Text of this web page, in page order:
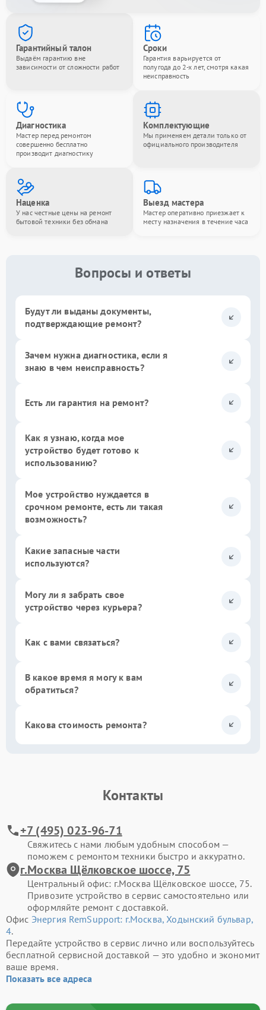
Гарантийный талон
Выдаём гарантию вне
зависимости от сложности работ
Сроки
Гарантия варьируется от
полугода до 2-х лет, смотря какая
неисправность
Диагностика
Мастер перед ремонтом
совершенно бесплатно
производит диагностику
Комплектующие
Мы применяем детали только от
официального производителя
Наценка
У нас честные цены на ремонт
бытовой техники без обмана
Выезд мастера
Мастер оперативно приезжает к
месту назначения в течение часа
Вопросы и ответы
Будут ли выданы документы,
подтверждающие ремонт?
Зачем нужна диагностика, если я
знаю в чем неисправность?
Есть ли гарантия на ремонт?
Как я узнаю, когда мое
устройство будет готово к
использованию?
Мое устройство нуждается в
срочном ремонте, есть ли такая
возможность?
Какие запасные части
используются?
Могу ли я забрать свое
устройство через курьера?
Как с вами связаться?
В какое время я могу к вам
обратиться?
Какова стоимость ремонта?
Контакты
+7 (495) 023-96-71
Свяжитесь с нами любым удобным способом —
поможем с ремонтом техники быстро и аккуратно.
г.Москва Щёлковское шоссе, 75
Центральный офис: г.Москва Щёлковское шоссе, 75.
Привозите устройство в сервис самостоятельно или
оформляйте ремонт с доставкой.
Офис Энергия RemSupport: г.Москва, Ходынский бульвар,
4.
Передайте устройство в сервис лично или воспользуйтесь
бесплатной сервисной доставкой — это удобно и экономит
ваше время.
Показать все адреса